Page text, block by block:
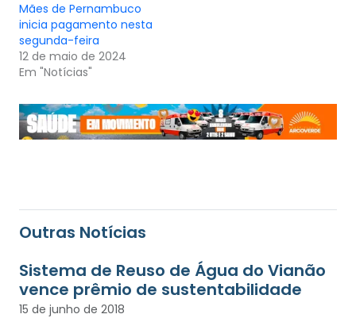
Mães de Pernambuco
inicia pagamento nesta
segunda-feira
12 de maio de 2024
Em "Notícias"
Outras Notícias
Sistema de Reuso de Água do Vianão
vence prêmio de sustentabilidade
15 de junho de 2018